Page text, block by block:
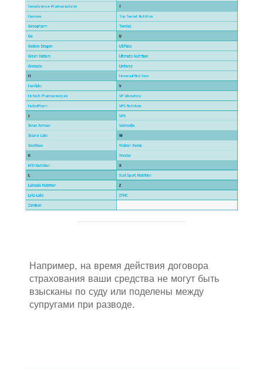
Например, на время действия договора
страхования ваши средства не могут быть
взысканы по суду или поделены между
супругами при разводе.